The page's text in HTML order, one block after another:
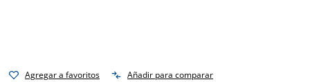
Agregar a favoritos Añadir para comparar